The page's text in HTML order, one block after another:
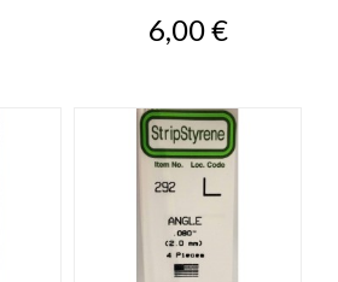
Prix
6,00 €